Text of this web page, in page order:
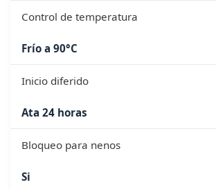
Control de temperatura
Frío a 90°C
Inicio diferido
Ata 24 horas
Bloqueo para nenos
Si